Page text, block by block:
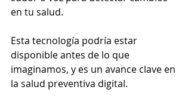
en tu salud.
Esta tecnología podría estar
disponible antes de lo que
imaginamos, y es un avance clave en
la salud preventiva digital.